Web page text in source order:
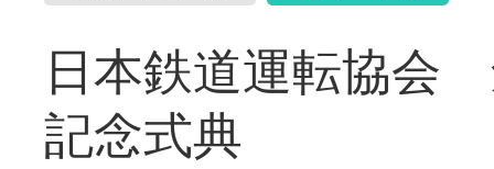
日本鉄道運転協会
記念式典